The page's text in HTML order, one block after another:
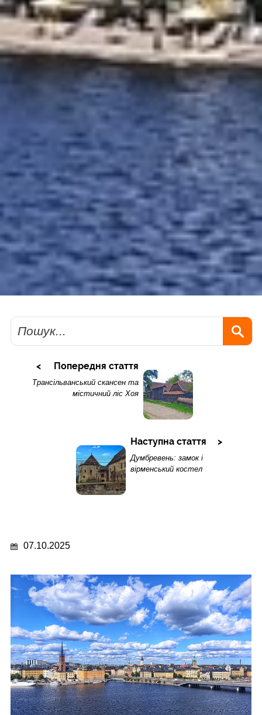
Пошук
Попередня стаття
Трансільванський скансен та
містичний ліс Хоя
Наступна стаття
Думбревень: замок і
вірменський костел
07.10.2025